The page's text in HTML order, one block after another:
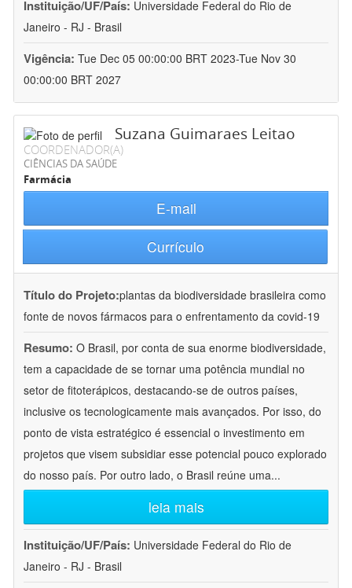
Instituição/UF/País: Universidade Federal do Rio de
Janeiro - RJ - Brasil
Vigência: Tue Dec 05 00:00:00 BRT 2023-Tue Nov 30
00:00:00 BRT 2027
Suzana Guimaraes Leitao
COORDENADOR(A)
CIÊNCIAS DA SAÚDE
Farmácia
E-mail
Currículo
Título do Projeto:plantas da biodiversidade brasileira como
fonte de novos fármacos para o enfrentamento da covid-19
Resumo: O Brasil, por conta de sua enorme biodiversidade,
tem a capacidade de se tornar uma potência mundial no
setor de fitoterápicos, destacando-se de outros países,
inclusive os tecnologicamente mais avançados. Por isso, do
ponto de vista estratégico é essencial o investimento em
projetos que visem subsidiar esse potencial pouco explorado
do nosso país. Por outro lado, o Brasil reúne uma...
leia mais
Instituição/UF/País: Universidade Federal do Rio de
Janeiro - RJ - Brasil